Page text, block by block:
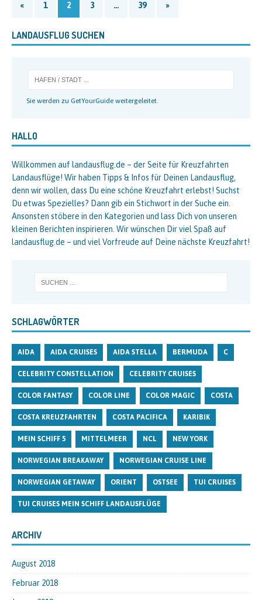
« 1 2 3 … 39 »
LANDAUSFLUG SUCHEN
Sie werden zu GetYourGuide weitergeleitet.
HALLO
Willkommen auf landausflug.de – der Seite für Kreuzfahrten
Landausflüge! Wir haben Tipps & Infos für Deinen Landausflug,
denn wir wollen, dass Du eine schöne Kreuzfahrt erlebst! Suchst
Du etwas Spezielles? Dann gib ein Stichwort in der Suche ein.
Ansonsten stöbere in den Kategorien und lass Dich von unseren
kleinen Berichten inspirieren. Wir wünschen Dir viel Spaß auf
landausflug.de – und viel Vorfreude auf Deine nächste Kreuzfahrt!
SCHLAGWÖRTER
AIDA AIDA CRUISES AIDA STELLA BERMUDA C
CELEBRITY CONSTELLATION CELEBRITY CRUISES
COLOR FANTASY COLOR LINE COLOR MAGIC COSTA
COSTA KREUZFAHRTEN COSTA PACIFICA KARIBIK
MEIN SCHIFF 5 MITTELMEER NCL NEW YORK
NORWEGIAN BREAKAWAY NORWEGIAN CRUISE LINE
NORWEGIAN GETAWAY ORIENT OSTSEE TUI CRUISES
TUI CRUISES MEIN SCHIFF LANDAUSFLÜGE
ARCHIV
August 2018
Februar 2018